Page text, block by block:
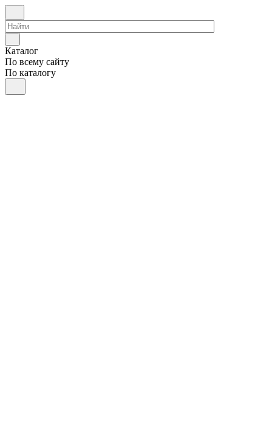
Каталог
По всему сайту
По каталогу